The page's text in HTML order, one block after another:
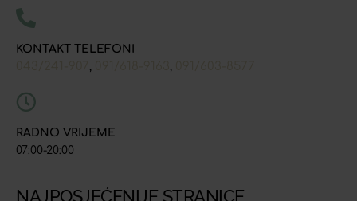
KONTAKT TELEFONI
RADNO VRIJEME
07:00-20:00
NAJPOSJEĆENIJE STRANICE